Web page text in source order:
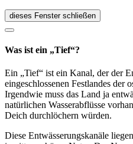
dieses Fenster schließen
Was ist ein „Tief“?
Ein „Tief“ ist ein Kanal, der der
eingeschlossenen Festlandes der
Irgendwie muss das Land ja
natürlichen Wasserabflüsse
Deich durchlöchern würden.
Diese Entwässerungskanäle